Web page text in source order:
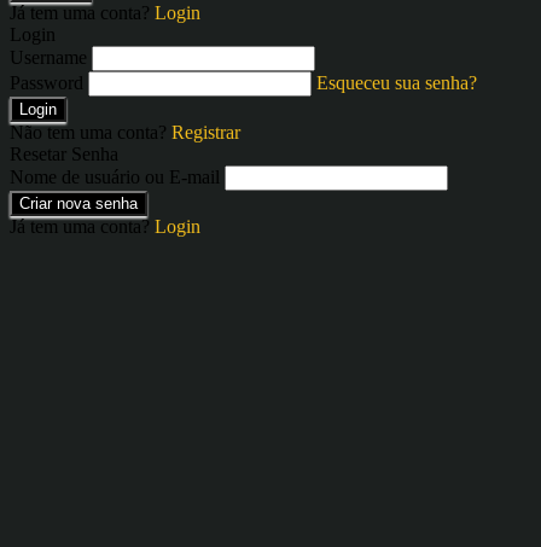
Já tem uma conta? Login
Login
Username
Password
Esqueceu sua senha?
Login
Não tem uma conta? Registrar
Resetar Senha
Nome de usuário ou E-mail
Criar nova senha
Já tem uma conta? Login